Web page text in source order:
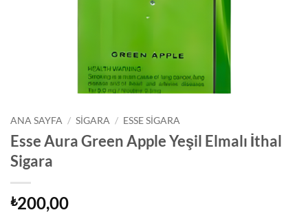
ANA SAYFA / SIGARA / ESSE SIGARA
Esse Aura Green Apple Yeşil Elmalı İthal
Sigara
₺200,00